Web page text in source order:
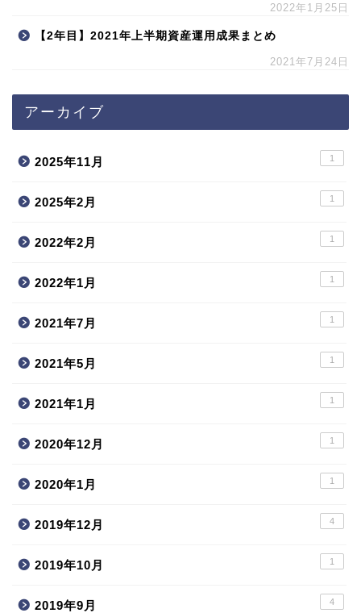
2022年1月25日
【2年目】2021年上半期資産運用成果まとめ
2021年7月24日
アーカイブ
2025年11月 1
2025年2月 1
2022年2月 1
2022年1月 1
2021年7月 1
2021年5月 1
2021年1月 1
2020年12月 1
2020年1月 1
2019年12月 4
2019年10月 1
2019年9月 4